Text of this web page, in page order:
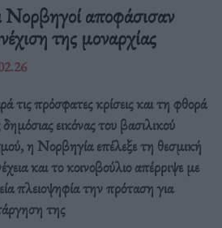
αποφάσισαν
της μοναρχίας
τις πρόσφατες κρίσεις και τη φθορά
εικόνας του βασιλικού
η Νορβηγία επέλεξε τη θεσμική
και το κοινοβούλιο απέρριψε με
πλειοψηφία την πρόταση για
της